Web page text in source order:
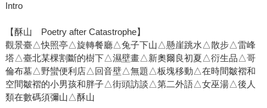
Intro
【酥山 Poetry after Catastrophe】
觀景臺△快照亭△旋轉餐廳△兔子下山△懸崖跳水△散步△雷峰
塔△臺北某棵割斷的樹下△濕壁畫△新奧爾良初夏△衍生品△哥
倫布墓△野蠻便利店△回音壁△無題△板塊移動△在時間皺褶和
空間皺褶的小男孩和胖子△街頭訪談△第二外語△女巫湯△後人
類在數碼須彌山△酥山